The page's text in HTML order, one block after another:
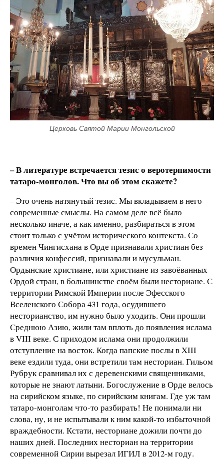
Церковь Святой Марии Монгольской
– В литературе встречается тезис о веротерпимости
татаро-монголов. Что вы об этом скажете?
– Это очень натянутый тезис. Мы вкладываем в него
современные смыслы. На самом деле всё было
несколько иначе, а как именно, разбираться в этом
стоит только с учётом исторического контекста. Со
времен Чингисхана в Орде признавали христиан без
различия конфессий, признавали и мусульман.
Ордынские христиане, или христиане из завоёванных
Ордой стран, в большинстве своём были несториане. С
территории Римской Империи после Эфесского
Вселенского Собора 431 года, осудившего
несторианство, им нужно было уходить. Они прошли
Среднюю Азию, жили там вплоть до появления ислама
в VIII веке. С приходом ислама они продолжили
отступление на восток. Когда папские послы в XIII
веке ездили туда, они встретили там несториан. Гильом
Рубрук сравнивал их с деревенскими священниками,
которые не знают латыни. Богослужение в Орде велось
на сирийском языке, по сирийским книгам. Где уж там
татаро-монголам что-то разбирать! Не понимали ни
слова, ну, и не испытывали к ним какой-то избыточной
враждебности. Кстати, несториане дожили почти до
наших дней. Последних несториан на территории
современной Сирии вырезал ИГИЛ в 2012-м году.